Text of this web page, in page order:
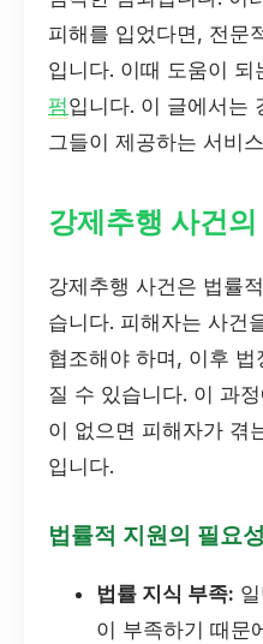
피해를 입었다면, 전문
입니다. 이때 도움이 되
펌입니다. 이 글에서는
그들이 제공하는 서비
강제추행 사건
강제추행 사건은 법률
습니다. 피해자는 사건
협조해야 하며, 이후
질 수 있습니다. 이 과
이 없으면 피해자가 겪
입니다.
법률적 지원의 필요성
법률 지식 부족:
이 부족하기 때문